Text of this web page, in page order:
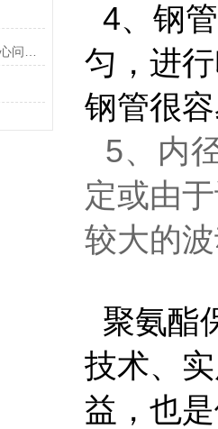
4、钢
匀，进
钢管很
5、内
定或由
较大的
聚氨酯
技术、
益，也